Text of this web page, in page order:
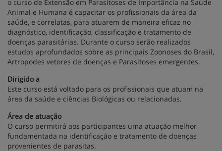
o curso de Extensão em Parasitoses de Importância na Saúde
Animal e Humana é capacitar os profissionais da área da
saúde, e correlatas, para atuarem de maneira eficaz no
diagnóstico, identificação, classificação e tratamento de
doenças parasitárias. Durante o curso serão realizados
estudos aprofundados sobre as principais Zoonoses do Brasil,
Artropodes vetores de doenças e Parasitoses emergentes.
Dirigido a
Este curso está voltado para os profissionais que atuam na
área da saúde e ciências Biológicas ou relacionadas.
Área de atuação
O curso permitirá aos participantes uma atuação melhor
fundamentada na identificação e tratamento de doenças
provenientes de parasitas.